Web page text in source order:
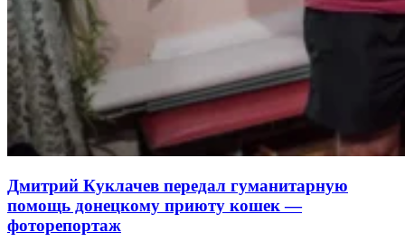
Дмитрий Куклачев передал гуманитарную
помощь донецкому приюту кошек —
фоторепортаж